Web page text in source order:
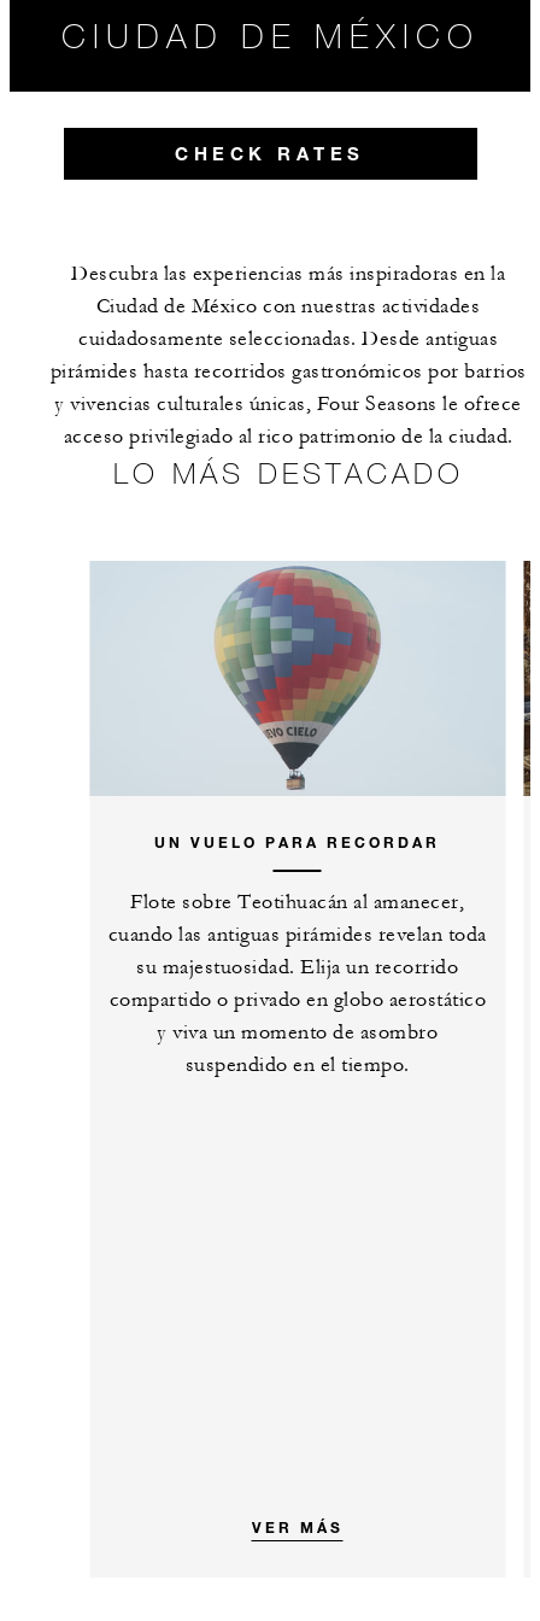
CIUDAD DE MÉXICO
CHECK RATES
Descubra las experiencias más inspiradoras en la
Ciudad de México con nuestras actividades
cuidadosamente seleccionadas. Desde antiguas
pirámides hasta recorridos gastronómicos por barrios
y vivencias culturales únicas, Four Seasons le ofrece
acceso privilegiado al rico patrimonio de la ciudad.
LO MÁS DESTACADO
UN VUELO PARA RECORDAR
Flote sobre Teotihuacán al amanecer,
cuando las antiguas pirámides revelan toda
su majestuosidad. Elija un recorrido
compartido o privado en globo aerostático
y viva un momento de asombro
suspendido en el tiempo.
VER MÁS